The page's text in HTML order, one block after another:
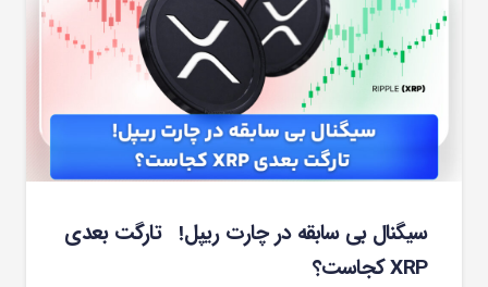
سیگنال بی سابقه در چارت ریپل! تارگت بعدی
XRP کجاست؟